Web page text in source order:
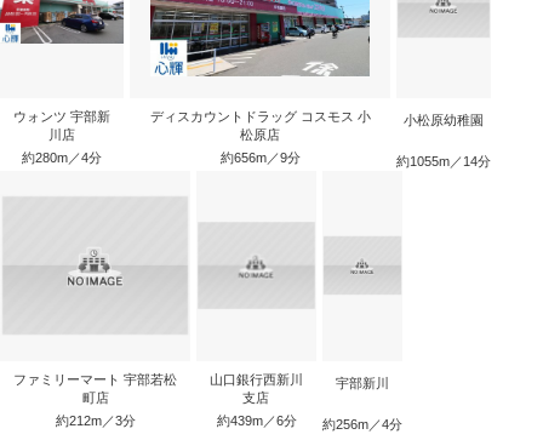
ウォンツ 宇部新
川店
約280m／4分
ディスカウントドラッグ コスモス 小
松原店
約656m／9分
小松原幼稚園
約1055m／14分
ファミリーマート 宇部若松
町店
約212m／3分
山口銀行西新川
支店
約439m／6分
宇部新川
約256m／4分